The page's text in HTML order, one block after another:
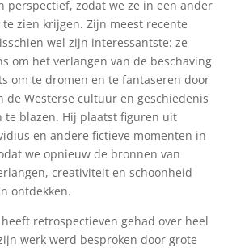
perspectief, zodat we ze in een ander
zien krijgen. Zijn meest recente
wel zijn interessantste: ze
om het verlangen van de beschaving
om te dromen en te fantaseren door
de Westerse cultuur en geschiedenis
te blazen. Hij plaatst figuren uit
en andere fictieve momenten in
we opnieuw de bronnen van
creativiteit en schoonheid
ontdekken.
retrospectieven gehad over heel
werk werd besproken door grote